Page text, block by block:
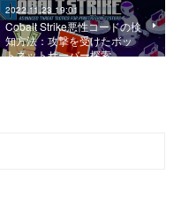
2022.11.23 19:01
Cobalt Strike悪性コードの検
知方法：攻撃を受けたボッ
トネットサーバー探索